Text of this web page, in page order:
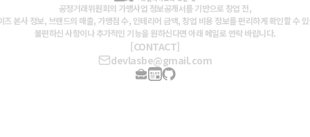
공정거래위원회의 가맹사업 정보공개서를 기반으로 창업 전,
즈 본사 정보, 브랜드의 매출, 가맹점 수, 인테리어 금액, 창업 비용 정보를 편리하게 확인할 수
불편하신 사항이나 추가적인 기능을 원하신다면 아래 메일로 연락 바랍니다.
[CONTACT]
devlasbe@gmail.com